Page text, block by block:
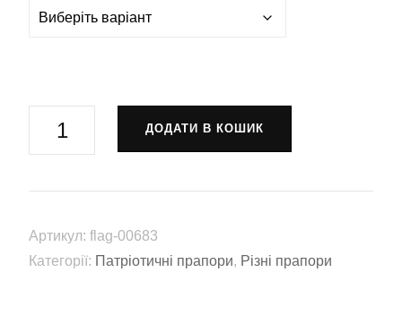
Валкнут
00683)
ДОДАТИ В КОШИК
Артикул: flag-00683
Категорії: Патріотичні прапори, Різні прапори